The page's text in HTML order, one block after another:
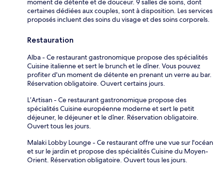
moment de détente et de douceur. 9 salles de soins, dont
certaines dédiées aux couples, sont à disposition. Les services
proposés incluent des soins du visage et des soins corporels.
Restauration
Alba - Ce restaurant gastronomique propose des spécialités
Cuisine italienne et sert le brunch et le dîner. Vous pouvez
profiter d'un moment de détente en prenant un verre au bar.
Réservation obligatoire. Ouvert certains jours.
L’Artisan - Ce restaurant gastronomique propose des
spécialités Cuisine européenne moderne et sert le petit
déjeuner, le déjeuner et le dîner. Réservation obligatoire.
Ouvert tous les jours.
Malaki Lobby Lounge - Ce restaurant offre une vue sur l'océan
et sur le jardin et propose des spécialités Cuisine du Moyen-
Orient. Réservation obligatoire. Ouvert tous les jours.